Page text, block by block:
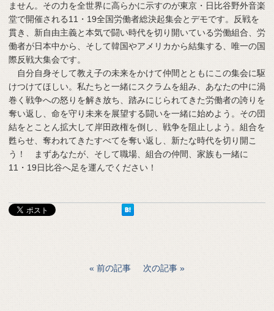
ません。その力を全世界に高らかに示すのが東京・日比谷野外音楽
堂で開催される11・19全国労働者総決起集会とデモです。反戦を
貫き、新自由主義と本気で闘い時代を切り開いている労働組合、労
働者が日本中から、そして韓国やアメリカから結集する、唯一の国
際反戦大集会です。
自分自身そして教え子の未来をかけて仲間とともにこの集会に駆
けつけてほしい。私たちと一緒にスクラムを組み、あなたの中に渦
巻く戦争への怒りを解き放ち、踏みにじられてきた労働者の誇りを
奪い返し、命を守り未来を展望する闘いを一緒に始めよう。その団
結をとことん拡大して岸田政権を倒し、戦争を阻止しよう。組合を
甦らせ、奪われてきたすべてを奪い返し、新たな時代を切り開こ
う！ まずあなたが、そして職場、組合の仲間、家族も一緒に
11・19日比谷へ足を運んでください！
前の記事 次の記事